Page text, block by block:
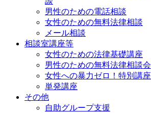
男性のための電話相談
女性のための無料法律相談
メール相談
相談室講座等
女性のための法律基礎講座
男性のための無料法律相談会
女性への暴力ゼロ！特別講座
単発講座
その他
自助グループ支援